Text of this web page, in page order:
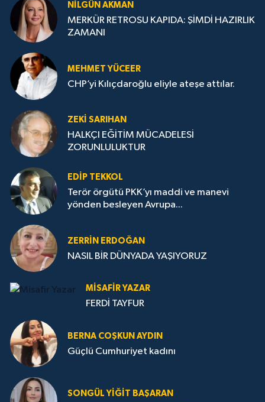
NILGÜN AKMAN
MERKÜR RETROSU KAPIDA: ŞİMDİ HAZIRLIK
ZAMANI
MEHMET YÜCEER
CHP’yi Kılıçdaroğlu eliyle ateşe attılar.
ZEKI SARIHAN
HALKÇI EĞİTİM MÜCADELESİ
ZORUNLULUKTUR
EDIP TEKKOL
Terör örgütü PKK’yı maddi ve manevi
yönden besleyen Avrupa...
ZERRIN ERDOĞAN
NASIL BİR DÜNYADA YAŞIYORUZ
MISAFIR YAZAR
FERDİ TAYFUR
BERNA COŞKUN AYDIN
Güçlü Cumhuriyet kadını
SONGÜL YIĞIT BAŞARAN